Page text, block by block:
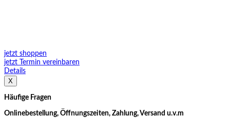
jetzt shoppen
jetzt Termin vereinbaren
Details
X
Häufige Fragen
Onlinebestellung, Öffnungszeiten, Zahlung, Versand u.v.m